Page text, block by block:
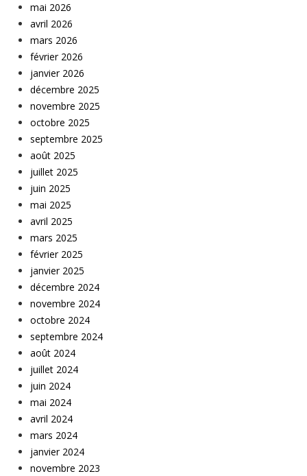
mai 2026
avril 2026
mars 2026
février 2026
janvier 2026
décembre 2025
novembre 2025
octobre 2025
septembre 2025
août 2025
juillet 2025
juin 2025
mai 2025
avril 2025
mars 2025
février 2025
janvier 2025
décembre 2024
novembre 2024
octobre 2024
septembre 2024
août 2024
juillet 2024
juin 2024
mai 2024
avril 2024
mars 2024
janvier 2024
novembre 2023